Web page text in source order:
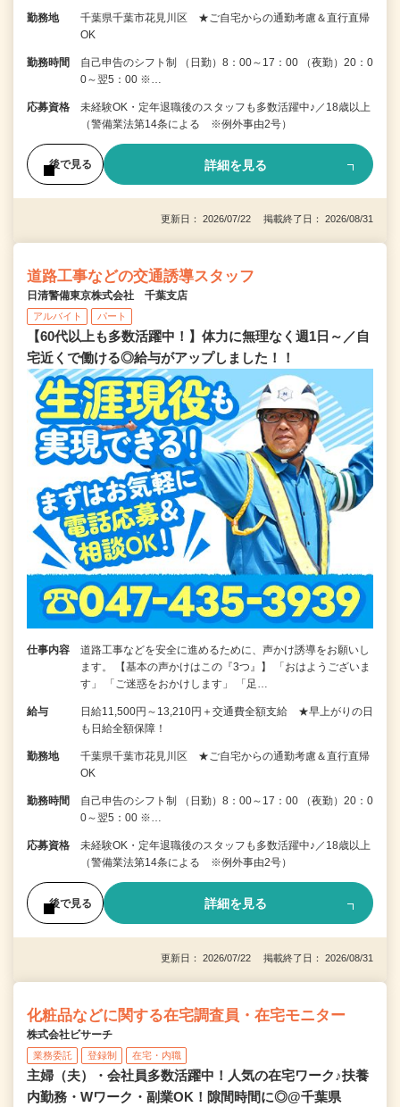
勤務地
千葉県千葉市花見川区 ★ご自宅からの通勤考慮＆直行直帰
OK
勤務時間
自己申告のシフト制 （日勤）8：00～17：00 （夜勤）20：0
0～翌5：00 ※…
応募資格
未経験OK・定年退職後のスタッフも多数活躍中♪／18歳以上
（警備業法第14条による ※例外事由2号）
後で見る 詳細を見る
更新日： 2026/07/22 掲載終了日： 2026/08/31
道路工事などの交通誘導スタッフ
日清警備東京株式会社 千葉支店
アルバイト パート
【60代以上も多数活躍中！】体力に無理なく週1日～／自
宅近くで働ける◎給与がアップしました！！
仕事内容
道路工事などを安全に進めるために、声かけ誘導をお願いし
ます。 【基本の声かけはこの『3つ』】 「おはようございま
す」 「ご迷惑をおかけします」 「足…
給与
日給11,500円～13,210円＋交通費全額支給 ★早上がりの日
も日給全額保障！
勤務地
千葉県千葉市花見川区 ★ご自宅からの通勤考慮＆直行直帰
OK
勤務時間
自己申告のシフト制 （日勤）8：00～17：00 （夜勤）20：0
0～翌5：00 ※…
応募資格
未経験OK・定年退職後のスタッフも多数活躍中♪／18歳以上
（警備業法第14条による ※例外事由2号）
後で見る 詳細を見る
更新日： 2026/07/22 掲載終了日： 2026/08/31
化粧品などに関する在宅調査員・在宅モニター
株式会社ビサーチ
業務委託 登録制 在宅・内職
主婦（夫）・会社員多数活躍中！人気の在宅ワーク♪扶養
内勤務・Wワーク・副業OK！隙間時間に◎@千葉県